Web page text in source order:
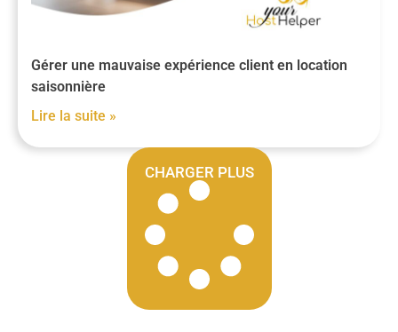
Gérer une mauvaise expérience client en location
saisonnière
Lire la suite »
CHARGER PLUS